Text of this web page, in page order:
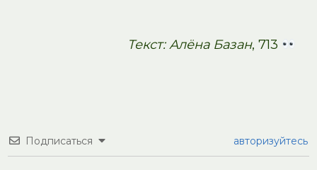
Текст: Алёна Базан, 713
Подписаться авторизуйтесь